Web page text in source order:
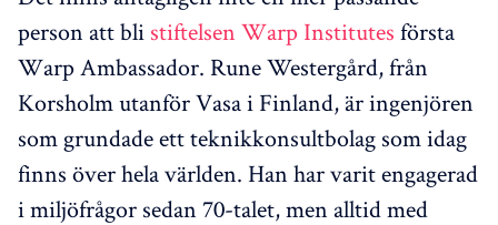
person att bli stiftelsen Warp Institutes första
Warp Ambassador. Rune Westergård, från
Korsholm utanför Vasa i Finland, är ingenjören
som grundade ett teknikkonsultbolag som idag
finns över hela världen. Han har varit engagerad
i miljöfrågor sedan 70-talet, men alltid med